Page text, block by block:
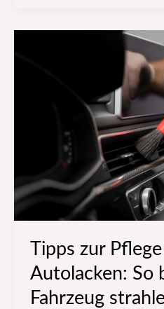
Tipps zur
Autolacken: So
Fahrzeug
Fahrzeug
strahlend